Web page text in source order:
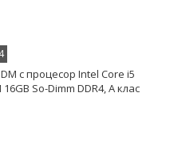
с процесор Intel Core i5
So-Dimm DDR4, A клас